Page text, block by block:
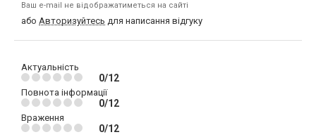
Ваш e-mail не відображатиметься на сайті
або Авторизуйтесь для написання відгуку
Актуальність
0/12
Повнота інформації
0/12
Враження
0/12